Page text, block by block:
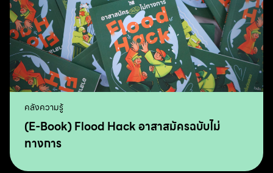
คลังความรู้
(E-Book) Flood Hack อาสาสมัครฉบับไม่
ทางการ